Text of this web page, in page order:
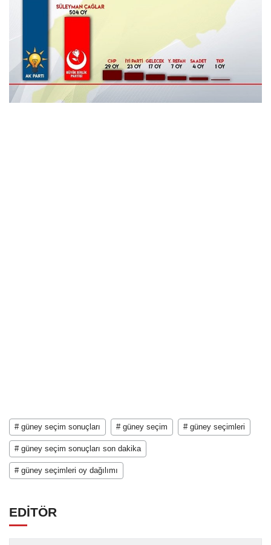
# güney seçim sonuçları # güney seçim # güney seçimleri
# güney seçim sonuçları son dakika
# güney seçimleri oy dağılımı
EDİTÖR